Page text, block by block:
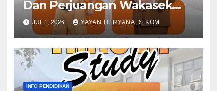
Dan Perjuangan Wakasek
Periode 2024-2026
JUL 1, 2026 YAYAN HERYANA, S.KOM
INFO PENDIDIKAN